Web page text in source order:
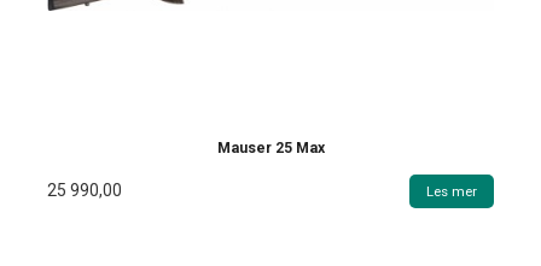
Mauser 25 Max
25 990,00 Les mer